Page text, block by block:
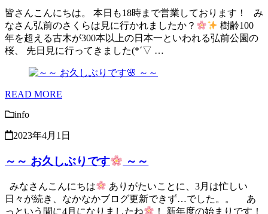
皆さんこんにちは。 本日も18時まで営業しております！ み
なさん弘前のさくらは見に行かれましたか？
樹齢100
年を超える古木が300本以上の日本一といわれる弘前公園の
桜、 先日見に行ってきました(*´▽ …
READ MORE
info
2023年4月1日
～～ お久しぶりです ～～
みなさんこんにちは
ありがたいことに、3月は忙しい
日々が続き、なかなかブログ更新できず…でした。。 あ
っという間に4月になりましたね
！ 新年度の始まりです！